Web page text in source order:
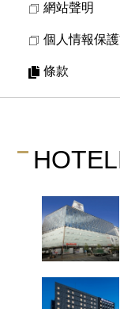
網站聲明
個人情報保
條款
HOTEL